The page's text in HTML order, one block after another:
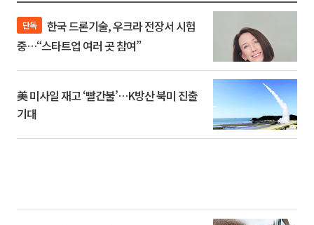
단독
중…“스타트업 여러 곳 참여”
美 미사일 재고 ‘빨간불’…K방산 북미 진출
기대